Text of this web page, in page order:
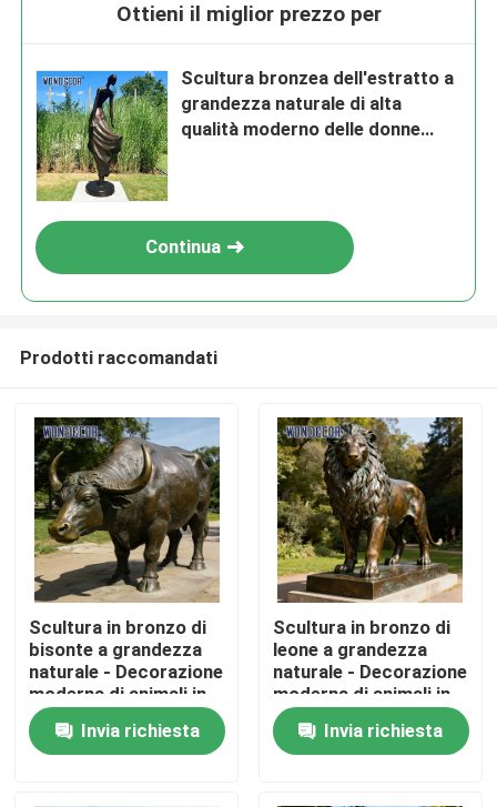
Casa
Prodotti
Ottieni il miglior prezzo per
Scultura bronzea dell'estratto a
grandezza naturale di alta
qualità moderno delle donne
Continua
Prodotti raccomandati
Scultura in bronzo di
bisonte a grandezza
naturale - Decorazione
moderna di animali in
metallo per parchi
all&#39;aperto
Invia richiesta
Scultura in bronzo di
leone a grandezza
naturale - Decorazione
moderna di animali in
metallo per piazze
all&#39;aperto
Invia richiesta